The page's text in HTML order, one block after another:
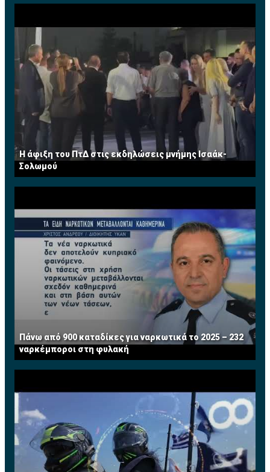
Η άφιξη του ΠτΔ στις εκδηλώσεις μνήμης Ισαάκ-
Σολωμού
Πάνω από 900 καταδίκες για ναρκωτικά το 2025 – 232
ναρκέμποροι στη φυλακή